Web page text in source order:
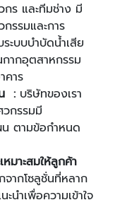
กร และทีมช่าง มี
รรมและการ
ะบบบำบัดน้ำเสีย
ากอุตสาหกรรม
คาร
: บริษัทของเรา
วกรรมมี
น ตามข้อกำหนด
มาะสมให้ลูกค้า
จากโซลูชั่นที่หลาก
นำเพื่อความเข้าใจ